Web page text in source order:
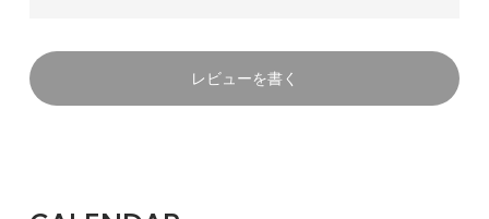
レビューを書く